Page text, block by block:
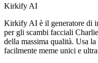
Kirkify AI
Kirkify AI è il generatore di
per gli scambi facciali
della massima qualità. Usa
facilmente meme unici e